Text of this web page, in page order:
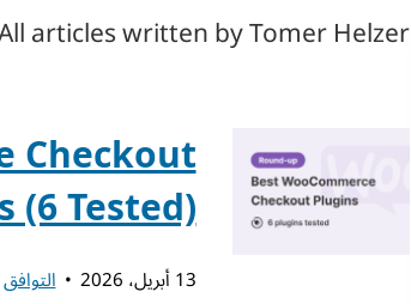
articles written by Tomer Helzer
Checkout
(6 Tested)
13 أبريل، 2026 التوافق